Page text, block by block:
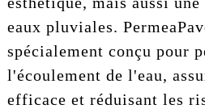
eaux pluviales.
spécialement conçu pour
l'écoulement de l'eau,
efficace et réduisant les